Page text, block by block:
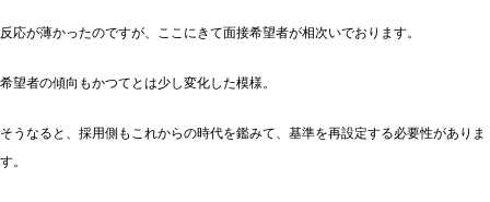
反応が薄かったのですが、ここにきて面接希望者が相次いでおります。
希望者の傾向もかつてとは少し変化した模様。
そうなると、採用側もこれからの時代を鑑みて、基準を再設定する必要性がありま
す。